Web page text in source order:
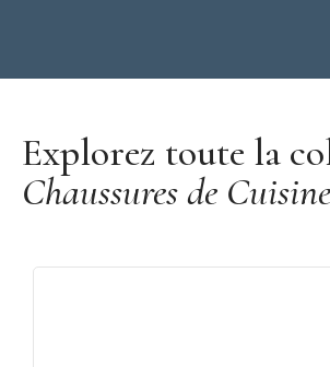
Explorez toute la
Chaussures de Cuisine